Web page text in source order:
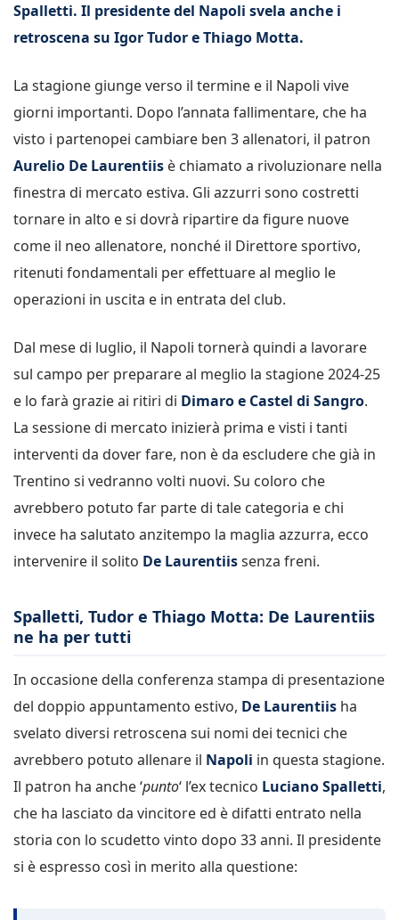
Spalletti. Il presidente del Napoli svela anche i
retroscena su Igor Tudor e Thiago Motta.
La stagione giunge verso il termine e il Napoli vive
giorni importanti. Dopo l’annata fallimentare, che ha
visto i partenopei cambiare ben 3 allenatori, il patron
Aurelio De Laurentiis è chiamato a rivoluzionare nella
finestra di mercato estiva. Gli azzurri sono costretti
tornare in alto e si dovrà ripartire da figure nuove
come il neo allenatore, nonché il Direttore sportivo,
ritenuti fondamentali per effettuare al meglio le
operazioni in uscita e in entrata del club.
Dal mese di luglio, il Napoli tornerà quindi a lavorare
sul campo per preparare al meglio la stagione 2024-25
e lo farà grazie ai ritiri di Dimaro e Castel di Sangro.
La sessione di mercato inizierà prima e visti i tanti
interventi da dover fare, non è da escludere che già in
Trentino si vedranno volti nuovi. Su coloro che
avrebbero potuto far parte di tale categoria e chi
invece ha salutato anzitempo la maglia azzurra, ecco
intervenire il solito De Laurentiissenza freni.
Spalletti, Tudor e Thiago Motta: De Laurentiis
ne ha per tutti
In occasione della conferenza stampa di presentazione
del doppio appuntamento estivo, De Laurentiis ha
svelato diversi retroscena sui nomi dei tecnici che
avrebbero potuto allenare il Napoli in questa stagione.
Il patron ha anche ‘punto‘ l’ex tecnico Luciano Spalletti,
che ha lasciato da vincitore ed è difatti entrato nella
storia con lo scudetto vinto dopo 33 anni. Il presidente
si è espresso così in merito alla questione: